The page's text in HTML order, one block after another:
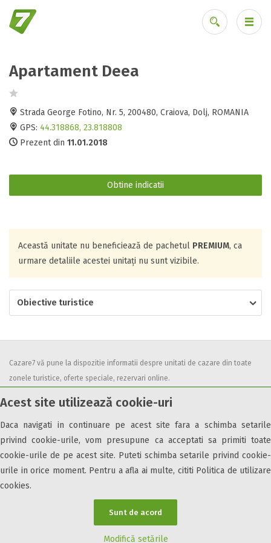
Acest site utilizează cookie-uri
Daca navigati in continuare pe acest site fara a schimba setarile
privind cookie-urile, vom presupune ca acceptati sa primiti toate
cookie-urile de pe acest site. Puteti schimba setarile privind cookie-
urile in orice moment. Pentru a afla ai multe, cititi Politica de utilizare
cookies.
Sunt de acord
Modifică setările
Apartament Deea
Strada George Fotino, Nr. 5, 200480, Craiova, Dolj, ROMANIA
GPS: 44.318868, 23.818808
Prezent din 11.01.2018
Obtine indicatii
Această unitate nu beneficiează de pachetul PREMIUM, ca
urmare detaliile acestei unitați nu sunt vizibile.
Obiective turistice
Cazare7 vă pune la dispozitie informatii despre unitati de cazare din toate
zonele turistice, oferte speciale, rezervari online.
condițiile de utilizare.
Informații utile Parteneri Cazare7